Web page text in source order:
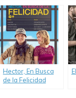
Hector, En Busca
de la Felicidad